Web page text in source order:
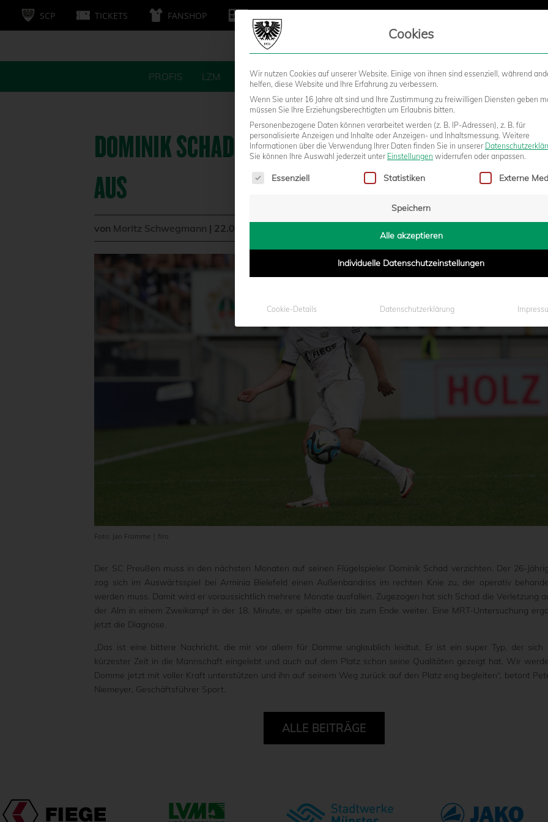
SCP TICKETS FANSHOP
PROFIS LZM FANS STADION BUSINESS KIDS
DOMINIK SCHAD FÄLLT MIT EINEM AUSSENBANDRISS A
US
von Moritz Schwegmann | 22.08.2023 - 14:49
Foto: Jan Fromme | firo
Der SC Preußen muss in den nächsten Monaten auf seinen Flügelspieler Dominik Schad verzichten. Der 26-
zog sich im Auswärtsspiel bei Arminia Bielefeld einen Außenbandriss im rechten Knie zu, der operativ
werden muss. Damit wird er voraussichtlich mehrere Monate ausfallen. Zugezogen hat sich Schad die Verletzung
der Alm in einem Zweikampf in der 18. Minute, er spielte aber bis zum Ende weiter. Eine MRT-Untersuchung
jetzt die Diagnose.
„Das ist eine bittere Nachricht, die mir vor allem für Domme unglaublich leidtut. Er ist ein super Typ, der sich
kürzester Zeit in die Mannschaft eingelebt und auch auf dem Platz schon seine Qualitäten gezeigt hat. Wir
Domme jetzt mit voller Kraft unterstützen und ihn auf seinem Weg zurück auf den Platz eng begleiten“, betont
Niemeyer, Geschäftsführer Sport.
ALLE BEITRÄGE
Cookies
Wir nutzen Cookies auf unserer Website. Einige von ihnen sind essenziell, während
helfen, diese Website und Ihre Erfahrung zu verbessern.
Wenn Sie unter 16 Jahre alt sind und Ihre Zustimmung zu freiwilligen Diensten geben
müssen Sie Ihre Erziehungsberechtigten um Erlaubnis bitten.
Personenbezogene Daten können verarbeitet werden (z. B. IP-Adressen), z. B. für
personalisierte Anzeigen und Inhalte oder Anzeigen- und Inhaltsmessung. Weitere
Informationen über die Verwendung Ihrer Daten finden Sie in unserer
Sie können Ihre Auswahl jederzeit unter Einstellungen widerrufen oder anpassen.
Es folgt eine Liste der Service-Gruppen, für die eine Einwilligung erteilt
Essenziell Statistiken Externe
Speichern
Alle akzeptieren
Individuelle Datenschutzeinstellungen
Cookie-Details Datenschutzerklärung